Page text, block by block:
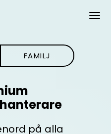
FAMILJ
på alla